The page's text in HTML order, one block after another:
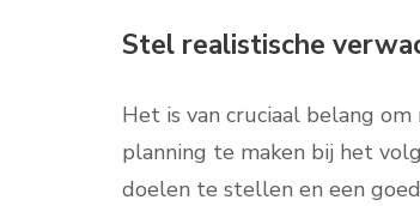
Stel realistische
Het is van cruciaal belang
planning te maken bij het
doelen te stellen en een